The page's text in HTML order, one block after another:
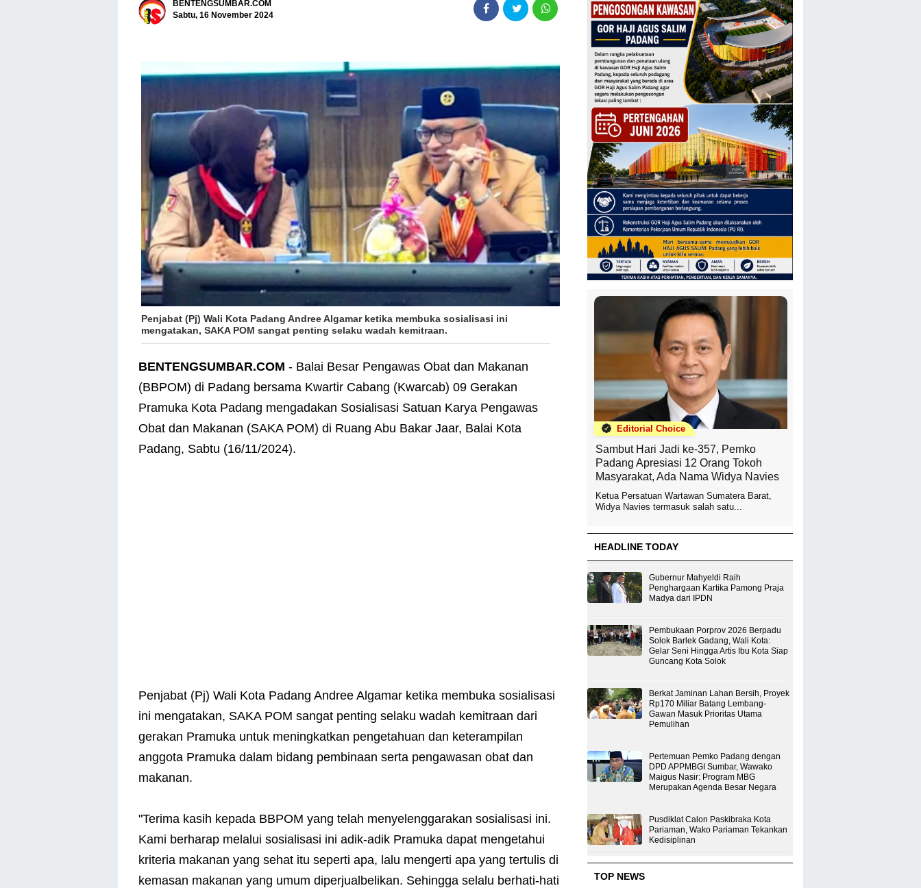
BENTENGSUMBAR.COM
Sabtu, 16 November 2024
Penjabat (Pj) Wali Kota Padang Andree Algamar ketika membuka sosialisasi ini
mengatakan, SAKA POM sangat penting selaku wadah kemitraan.
BENTENGSUMBAR.COM - Balai Besar Pengawas Obat dan Makanan
(BBPOM) di Padang bersama Kwartir Cabang (Kwarcab) 09 Gerakan
Pramuka Kota Padang mengadakan Sosialisasi Satuan Karya Pengawas
Obat dan Makanan (SAKA POM) di Ruang Abu Bakar Jaar, Balai Kota
Padang, Sabtu (16/11/2024).
Penjabat (Pj) Wali Kota Padang Andree Algamar ketika membuka sosialisasi
ini mengatakan, SAKA POM sangat penting selaku wadah kemitraan dari
gerakan Pramuka untuk meningkatkan pengetahuan dan keterampilan
anggota Pramuka dalam bidang pembinaan serta pengawasan obat dan
makanan.
"Terima kasih kepada BBPOM yang telah menyelenggarakan sosialisasi ini.
Kami berharap melalui sosialisasi ini adik-adik Pramuka dapat mengetahui
kriteria makanan yang sehat itu seperti apa, lalu mengerti apa yang tertulis di
kemasan makanan yang umum diperjualbelikan. Sehingga selalu berhati-hati
Editorial Choice
Sambut Hari Jadi ke-357, Pemko
Padang Apresiasi 12 Orang Tokoh
Masyarakat, Ada Nama Widya Navies
Ketua Persatuan Wartawan Sumatera Barat,
Widya Navies termasuk salah satu...
HEADLINE TODAY
Gubernur Mahyeldi Raih
Penghargaan Kartika Pamong Praja
Madya dari IPDN
Pembukaan Porprov 2026 Berpadu
Solok Barlek Gadang, Wali Kota:
Gelar Seni Hingga Artis Ibu Kota Siap
Guncang Kota Solok
Berkat Jaminan Lahan Bersih, Proyek
Rp170 Miliar Batang Lembang-
Gawan Masuk Prioritas Utama
Pemulihan
Pertemuan Pemko Padang dengan
DPD APPMBGI Sumbar, Wawako
Maigus Nasir: Program MBG
Merupakan Agenda Besar Negara
Pusdiklat Calon Paskibraka Kota
Pariaman, Wako Pariaman Tekankan
Kedisiplinan
TOP NEWS